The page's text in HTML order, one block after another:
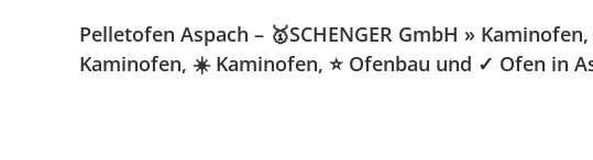
Pelletofen Aspach – 🥇SCHENGER GmbH »
Kaminofen, ☀️ Kaminofen, ⭐ Ofenbau und ✓ Ofen in